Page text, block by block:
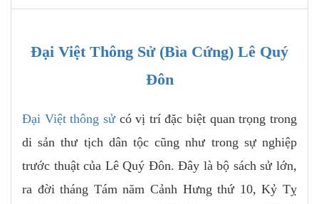
Đại Việt Thông Sử (Bìa Cứng) Lê Quý
Đôn
Đại Việt thông sửcó vị trí đặc biệt quan trọng trong
di sản thư tịch dân tộc cũng như trong sự nghiệp
trước thuật của Lê Quý Đôn. Đây là bộ sách sử lớn,
ra đời tháng Tám năm Cảnh Hưng thứ 10, Kỷ Tỵ